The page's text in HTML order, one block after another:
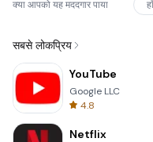
क्या आपको यह मददगार पाया हाँ
सबसे लोकप्रिय
YouTube
Google LLC
4.8
Netflix